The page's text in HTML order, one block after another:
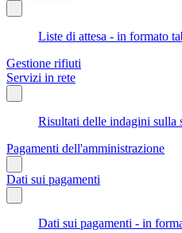
Liste di attesa - in formato
Gestione rifiuti
Servizi in rete
Risultati delle indagini sulla
Pagamenti dell'amministrazione
Dati sui pagamenti
Dati sui pagamenti - in